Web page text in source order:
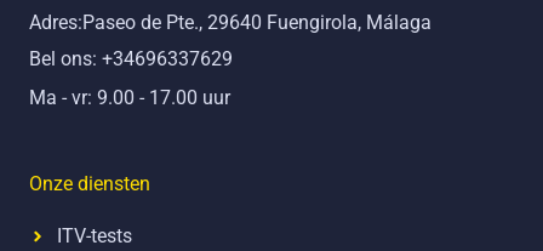
k
Adres:Paseo de Pte., 29640 Fuengirola, Málaga
Bel ons: +34696337629
Ma - vr: 9.00 - 17.00 uur
Onze diensten
ITV-tests